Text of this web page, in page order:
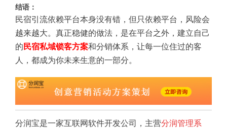
结语：
民宿引流依赖平台本身没有错，但只依赖平台，风险会
越来越大。真正稳健的做法，是在平台之外，建立自己
的 民宿私域锁客方案和分销体系，让每一位住过的客
人，都成为你未来生意的一部分。
分润宝是一家互联网软件开发公司，主营分润管理系